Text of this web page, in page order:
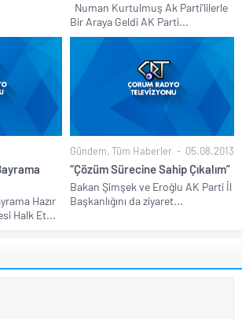
Numan Kurtulmuş Ak Parti’lilerle
Bir Araya Geldi AK Parti...
Hazır
Halk Et...
Gündem, Tüm Haberler 05.08.2013
“Çözüm Sürecine Sahip Çıkalım”
Bakan Şimşek ve Eroğlu AK Parti İl
Başkanlığını da ziyaret...